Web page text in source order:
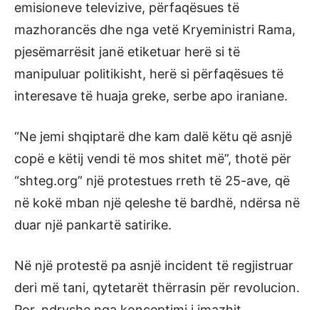
emisioneve televizive, përfaqësues të
mazhorancës dhe nga vetë Kryeministri Rama,
pjesëmarrësit janë etiketuar herë si të
manipuluar politikisht, herë si përfaqësues të
interesave të huaja greke, serbe apo iraniane.
“Ne jemi shqiptarë dhe kam dalë këtu që asnjë
copë e këtij vendi të mos shitet më”, thotë për
“shteg.org” një protestues rreth të 25-ave, që
në kokë mban një qeleshe të bardhë, ndërsa në
duar një pankartë satirike.
Në një protestë pa asnjë incident të regjistruar
deri më tani, qytetarët thërrasin për revolucion.